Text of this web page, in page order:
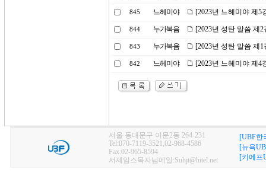
845 느헤미야 [2023년 느헤미야 제5
844 누가복음 [2023년 성탄 말씀 제
843 누가복음 [2023년 성탄 말씀 제
842 느헤미야 [2023년 느헤미야 제
서울 동대문구 이문2동 264-231
Tel:070-7119-3521,02-968-4586
Fax:02-965-8594
서제임스목자님메일:Suhjt@hitel.net
[UBF한
[뉴욕
[키에프